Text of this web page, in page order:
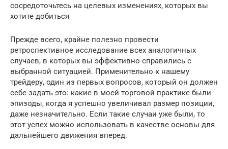
сосредоточьтесь на целевых изменениях, которых вы
хотите добиться
Прежде всего, крайне полезно провести
ретроспективное исследование всех аналогичных
случаев, в которых вы эффективно справились с
выбранной ситуацией. Применительно к нашему
трейдеру, один из первых вопросов, который он должен
себе задать это: какие в моей торговой практике были
эпизоды, когда я успешно увеличивал размер позиции,
даже незначительно. Если такие случаи уже были, то
этот успех можно использовать в качестве основы для
дальнейшего движения вперед.